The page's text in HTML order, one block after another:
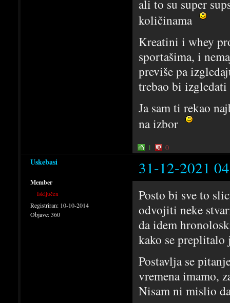
ali to su super
količinama
Kreatini i whey
sportašima, i
previše pa
trebao bi
Ja sam ti rekao
na izbor
1 0
Uskebasi 31-12-2021
Member
Isključen
Registriran: 10-10-2014
Objave:360
Posto bi sve to
odvojiti neke
da idem
kako se preplitalo
Postavlja se
vremena imamo,
Nisam ni mislio